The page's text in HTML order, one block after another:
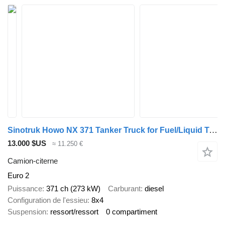
Sinotruk Howo NX 371 Tanker Truck for Fuel/Liquid Transport
13.000 $US ≈ 11.250 €
Camion-citerne
Euro 2
Puissance 371 ch (273 kW) Carburant diesel
Configuration de l'essieu 8x4
Suspension ressort/ressort 0 compartiment